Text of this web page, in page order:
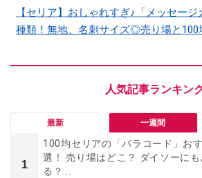
【セリア】おしゃれすぎ♪「メッセー
種類！無地、名刺サイズ◎売り場と100
最新 一週間
1
100均セリアの「パラコード」お
選！ 売り場はどこ？ ダイソーにも
る？...